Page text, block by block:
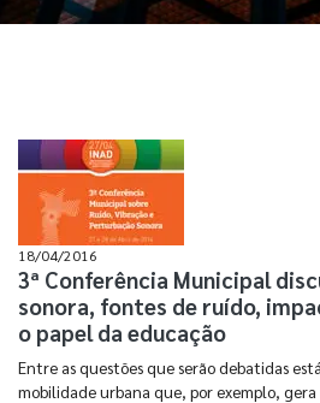
18/04/2016
3ª Conferência Municipal
sonora, fontes de ruído,
o papel da educação
Entre as questões que serão debatidas
mobilidade urbana que, por exemplo,